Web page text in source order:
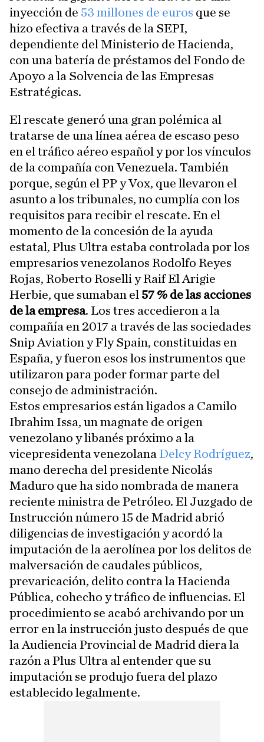
inyección de 53 millones de euros que se
hizo efectiva a través de la SEPI,
dependiente del Ministerio de Hacienda,
con una batería de préstamos del Fondo de
Apoyo a la Solvencia de las Empresas
Estratégicas.
El rescate generó una gran polémica al
tratarse de una línea aérea de escaso peso
en el tráfico aéreo español y por los vínculos
de la compañía con Venezuela. También
porque, según el PP y Vox, que llevaron el
asunto a los tribunales, no cumplía con los
requisitos para recibir el rescate. En el
momento de la concesión de la ayuda
estatal, Plus Ultra estaba controlada por los
empresarios venezolanos Rodolfo Reyes
Rojas, Roberto Roselli y Raif El Arigie
Herbie, que sumaban el 57 % de las acciones
de la empresa. Los tres accedieron a la
compañía en 2017 a través de las sociedades
Snip Aviation y Fly Spain, constituidas en
España, y fueron esos los instrumentos que
utilizaron para poder formar parte del
consejo de administración.
Estos empresarios están ligados a Camilo
Ibrahim Issa, un magnate de origen
venezolano y libanés próximo a la
vicepresidenta venezolana Delcy Rodríguez,
mano derecha del presidente Nicolás
Maduro que ha sido nombrada de manera
reciente ministra de Petróleo. El Juzgado de
Instrucción número 15 de Madrid abrió
diligencias de investigación y acordó la
imputación de la aerolínea por los delitos de
malversación de caudales públicos,
prevaricación, delito contra la Hacienda
Pública, cohecho y tráfico de influencias. El
procedimiento se acabó archivando por un
error en la instrucción justo después de que
la Audiencia Provincial de Madrid diera la
razón a Plus Ultra al entender que su
imputación se produjo fuera del plazo
establecido legalmente.